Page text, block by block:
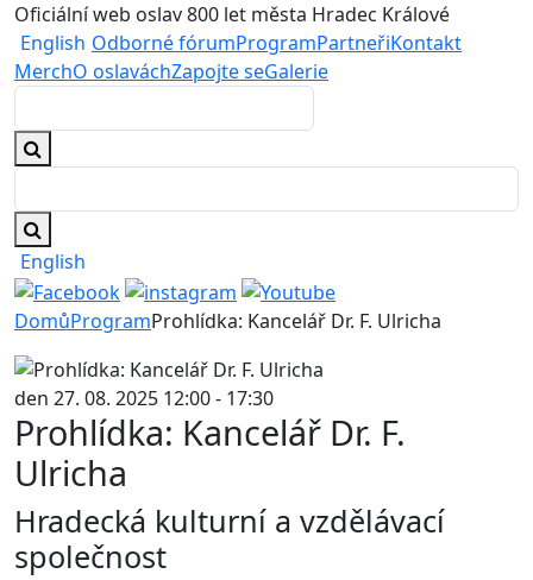
Oficiální web oslav 800 let města Hradec Králové
English Odborné fórumProgramPartneřiKontakt
MerchO oslaváchZapojte seGalerie
English
DomůProgramProhlídka: Kancelář Dr. F. Ulricha
den 27. 08. 2025 12:00 - 17:30
Prohlídka: Kancelář Dr. F.
Ulricha
Hradecká kulturní a vzdělávací
společnost